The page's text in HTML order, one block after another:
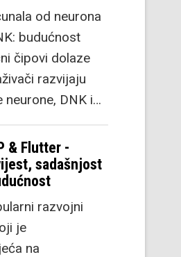
od neurona
budućnost
čipovi dolaze
razvijaju
neurone, DNK i…
& Flutter -
sadašnjost
razvojni
je
na